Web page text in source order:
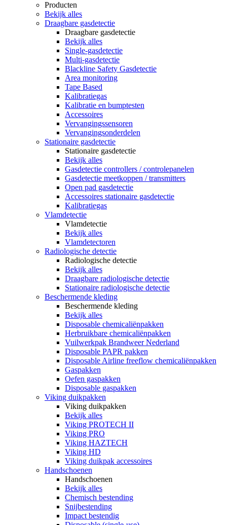
Producten
Bekijk alles
Draagbare gasdetectie
Draagbare gasdetectie
Bekijk alles
Single-gasdetectie
Multi-gasdetectie
Blackline Safety Gasdetectie
Area monitoring
Tape Based
Kalibratiegas
Kalibratie en bumptesten
Accessoires
Vervangingssensoren
Vervangingsonderdelen
Stationaire gasdetectie
Stationaire gasdetectie
Bekijk alles
Gasdetectie controllers / controlepanelen
Gasdetectie meetkoppen / transmitters
Open pad gasdetectie
Accessoires stationaire gasdetectie
Kalibratiegas
Vlamdetectie
Vlamdetectie
Bekijk alles
Vlamdetectoren
Radiologische detectie
Radiologische detectie
Bekijk alles
Draagbare radiologische detectie
Stationaire radiologische detectie
Beschermende kleding
Beschermende kleding
Bekijk alles
Disposable chemicaliënpakken
Herbruikbare chemicaliënpakken
Vuilwerkpak Brandweer Nederland
Disposable PAPR pakken
Disposable Airline freeflow chemicaliënpakken
Gaspakken
Oefen gaspakken
Disposable gaspakken
Viking duikpakken
Viking duikpakken
Bekijk alles
Viking PROTECH II
Viking PRO
Viking HAZTECH
Viking HD
Viking duikpak accessoires
Handschoenen
Handschoenen
Bekijk alles
Chemisch bestending
Snijbestending
Impact bestendig